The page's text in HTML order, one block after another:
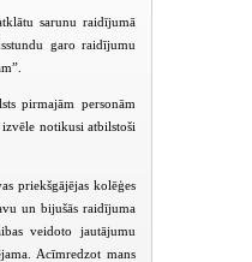
sarunu raidījumā
garo raidījumu
pirmajām personām
notikusi atbilstoši
priekšgājējas kolēģes
un bijušās raidījuma
veidoto jautājumu
Acīmredzot mans